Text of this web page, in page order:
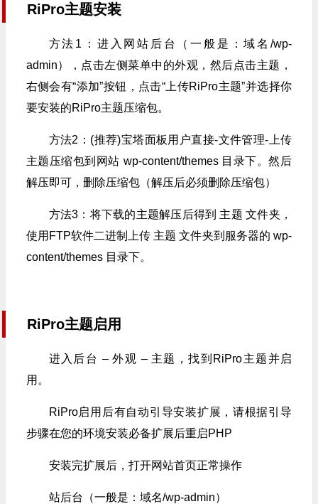
RiPro主题安装
方法1：进入网站后台（一般是：域名/wp-
admin），点击左侧菜单中的外观，然后点击主题，
右侧会有“添加”按钮，点击“上传RiPro主题”并选择你
要安装的RiPro主题压缩包。
方法2：(推荐)宝塔面板用户直接-文件管理-上传
主题压缩包到网站 wp-content/themes 目录下。然后
解压即可，删除压缩包（解压后必须删除压缩包）
方法3：将下载的主题解压后得到 主题 文件夹，
使用FTP软件二进制上传 主题 文件夹到服务器的 wp-
content/themes 目录下。
RiPro主题启用
进入后台 – 外观 – 主题，找到RiPro主题并启
用。
RiPro启用后有自动引导安装扩展，请根据引导
步骤在您的环境安装必备扩展后重启PHP
安装完扩展后，打开网站首页正常操作
站后台（一般是：域名/wp-admin）